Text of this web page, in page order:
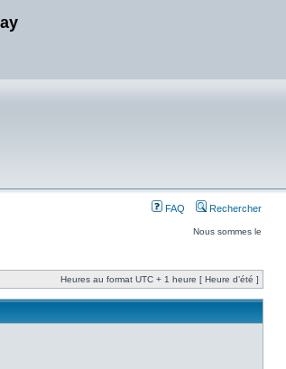
FAQ Rechercher
Nous sommes le
Heures au format UTC + 1 heure [ Heure d’été ]